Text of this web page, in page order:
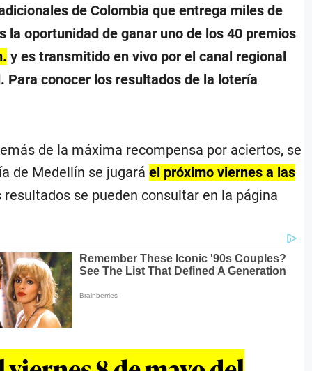
de Colombia que entrega miles de
la oportunidad de ganar uno de los 40 premios
y es transmitido en vivo por el canal regional
conocer los resultados de la lotería
de la máxima recompensa por aciertos, se
de Medellín se jugaráel próximo viernes a las
se pueden consultar en la página